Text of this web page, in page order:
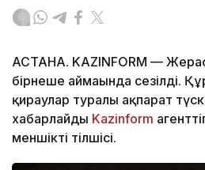
АСТАНА. KAZINFORM —
бірнеше аймағында сезілді.
қираулар туралы ақпарат
хабарлайды Kazinform
меншікті тілшісі.